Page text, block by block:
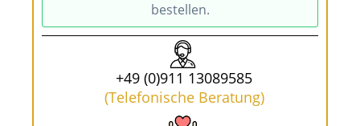
bestellen.
+49 (0)911 13089585
(Telefonische Beratung)